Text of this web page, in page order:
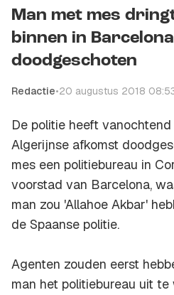
Man met mes
binnen in
doodgeschoten
Redactie•20 augustus 2018
De politie heeft
Algerijnse afkomst
mes een politiebureau in
voorstad van Barcelona,
man zou 'Allahoe Akbar'
de Spaanse politie.
Agenten zouden eerst
man het politiebureau uit